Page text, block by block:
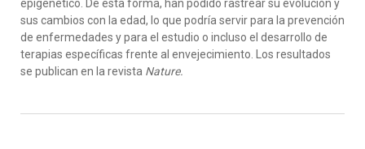
epigenético. De esta forma, han podido rastrear su evolución y
sus cambios con la edad, lo que podría servir para la prevención
de enfermedades y para el estudio o incluso el desarrollo de
terapias específicas frente al envejecimiento. Los resultados
se publican en la revista Nature.